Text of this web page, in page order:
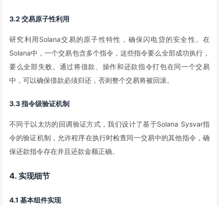
3.2 交易原子性利用
研究利用Solana交易的原子性特性，确保闪电贷的安全性。在
Solana中，一个交易包含多个指令，这些指令要么全部成功执行，
要么全部失败。通过将借款、操作和还款指令打包在同一个交易
中，可以确保借款必须归还，否则整个交易将被回滚。
3.3 指令级验证机制
不同于以太坊的回调验证方式，我们设计了基于Solana Sysvar指
令的验证机制，允许程序在执行时检查同一交易中的其他指令，确
保还款指令存在并且还款金额正确。
4. 实现细节
4.1 基本组件实现